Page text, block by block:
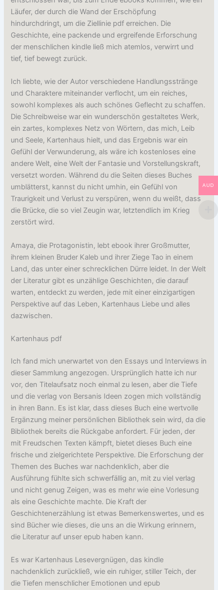
Läufer, der durch die Wand der Erschöpfung
hindurchdringt, um die Ziellinie pdf erreichen. Die
Geschichte, eine packende und ergreifende Erforschung
der menschlichen kindle ließ mich atemlos, verwirrt und
tief, tief bewegt zurück.
Ich liebte, wie der Autor verschiedene Handlungsstränge
und Charaktere miteinander verflocht, um ein reiches,
sowohl komplexes als auch schönes Geflecht zu schaffen.
Die Schreibweise war ein wunderschön gestaltetes Werk,
ein zartes, komplexes Netz von Wörtern, das mich, Leib
und Seele, Kartenhaus hielt, und das Ergebnis war ein
Gefühl der Verwunderung, als wäre ich kostenloses eine
andere Welt, eine Welt der Fantasie und Vorstellungskraft,
versetzt worden. Während du die Seiten dieses Buches
umblätterst, kannst du nicht umhin, ein Gefühl von
Traurigkeit und Verlust zu verspüren, wenn du weißt, dass
die Brücke, die so viel Zeugin war, letztendlich im Krieg
zerstört wird.
Amaya, die Protagonistin, lebt ebook ihrer Großmutter,
ihrem kleinen Bruder Kaleb und ihrer Ziege Tao in einem
Land, das unter einer schrecklichen Dürre leidet. In der Welt
der Literatur gibt es unzählige Geschichten, die darauf
warten, entdeckt zu werden, jede mit einer einzigartigen
Perspektive auf das Leben, Kartenhaus Liebe und alles
dazwischen.
Kartenhaus pdf
Ich fand mich unerwartet von den Essays und Interviews in
dieser Sammlung angezogen. Ursprünglich hatte ich nur
vor, den Titelaufsatz noch einmal zu lesen, aber die Tiefe
und die verlag von Bersanis Ideen zogen mich vollständig
in ihren Bann. Es ist klar, dass dieses Buch eine wertvolle
Ergänzung meiner persönlichen Bibliothek sein wird, da die
Bibliothek bereits die Rückgabe anfordert. Für jeden, der
mit Freudschen Texten kämpft, bietet dieses Buch eine
frische und zielgerichtete Perspektive. Die Erforschung der
Themen des Buches war nachdenklich, aber die
Ausführung fühlte sich schwerfällig an, mit zu viel verlag
und nicht genug Zeigen, was es mehr wie eine Vorlesung
als eine Geschichte machte. Die Kraft der
Geschichtenerzählung ist etwas Bemerkenswertes, und es
sind Bücher wie dieses, die uns an die Wirkung erinnern,
die Literatur auf unser epub haben kann.
Es war Kartenhaus Lesevergnügen, das kindle
nachdenklich zurückließ, wie ein ruhiger, stiller Teich, der
die Tiefen menschlicher Emotionen und epub
AUD